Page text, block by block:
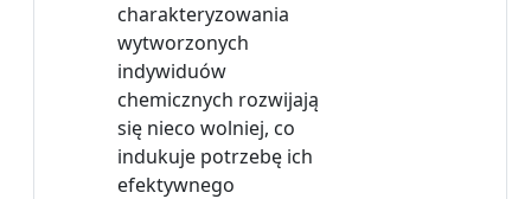
charakteryzowania
wytworzonych
indywiduów
chemicznych rozwijają
się nieco wolniej, co
indukuje potrzebę ich
efektywnego